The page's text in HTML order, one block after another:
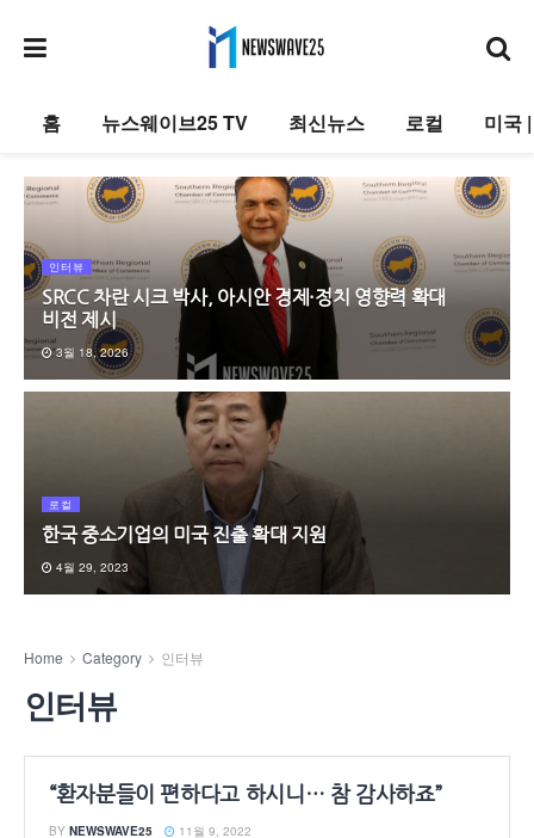
홈 뉴스웨이브25 TV 최신뉴스 로컬 미국
인터뷰
SRCC 차란 시크 박사, 아시안 경제·정치 영향력 확대
비전 제시
3월 18, 2026
로컬
한국 중소기업의 미국 진출 확대 지원
4월 29, 2023
Home Category 인터뷰
인터뷰
“환자분들이 편하다고 하시니… 참 감사하죠”
BY NEWSWAVE25 11월 9, 2022